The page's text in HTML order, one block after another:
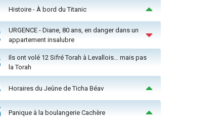
Histoire - À bord du Titanic
URGENCE - Diane, 80 ans, en danger dans un
appartement insalubre
Ils ont volé 12 Sifré Torah à Levallois… mais pas
la Torah
Horaires du Jeûne de Ticha Béav
Panique à la boulangerie Cachère